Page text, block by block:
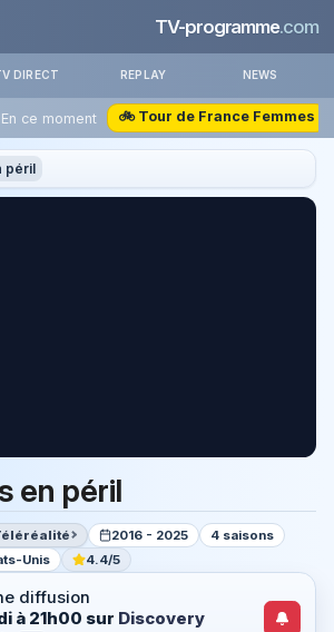
TV-programme.com
DIRECT REPLAY NEWS
En ce moment 🚲 Tour de France Femmes
péril
en péril
2016 - 2025
4 saisons
Unis 4.4/5
diffusion
à 21h00 sur Discovery